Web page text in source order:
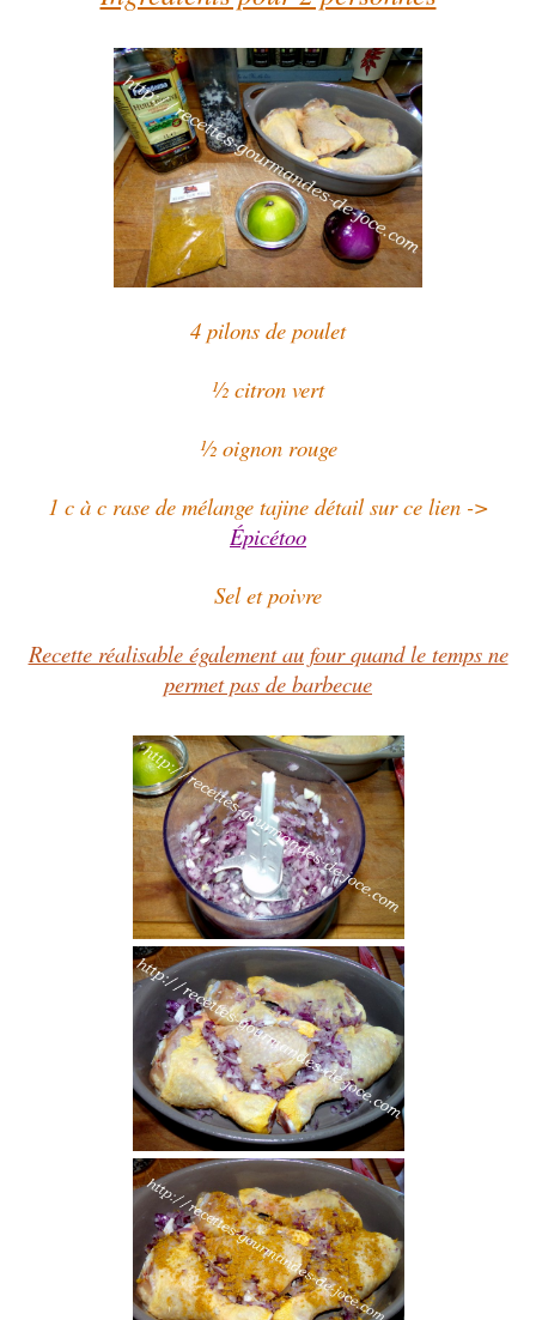
4 pilons de poulet
½ citron vert
½ oignon rouge
1 c à c rase de mélange tajine détail sur ce lien ->
Épicétoo
Sel et poivre
Recette réalisable également au four quand le temps ne
permet pas de barbecue